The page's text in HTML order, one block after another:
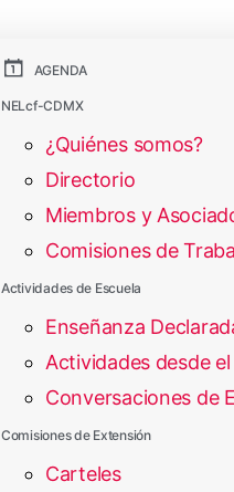
AGENDA
NELcf-CDMX
¿Quiénes somos?
Directorio
Miembros y
Comisiones de
Actividades de Escuela
Enseñanza
Actividades desde
Conversaciones de
Comisiones de Extensión
Carteles